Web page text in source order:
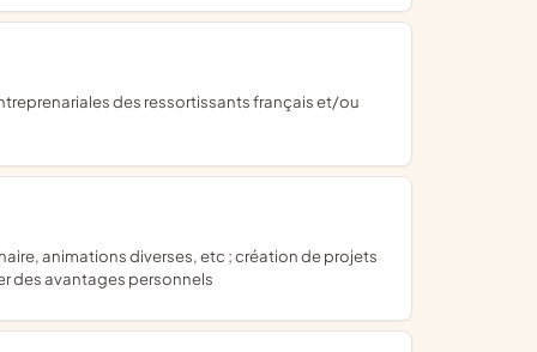
des avantages personnels